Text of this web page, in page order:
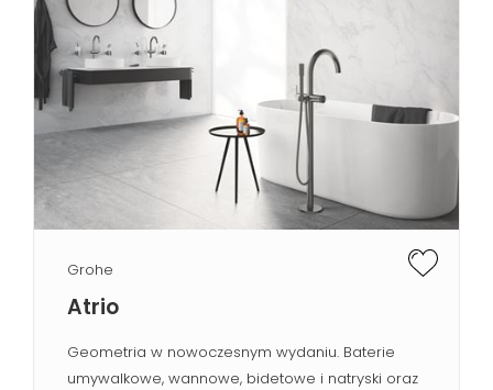
Grohe
Atrio
Geometria w nowoczesnym wydaniu. Baterie
umywalkowe, wannowe, bidetowe i natryski oraz